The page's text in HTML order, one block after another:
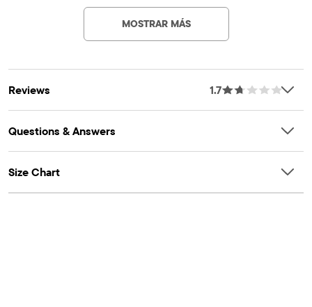
textured eyelet, fabric finished for added softness & to
MOSTRAR MÁS
Reviews 1.7
Questions & Answers
Size Chart